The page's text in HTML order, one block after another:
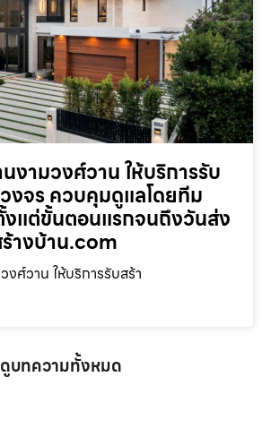
งามวงศ์วาน ให้บริการรับ
งจร ควบคุมดูแลโดยทีม
แต่ขั้นตอนแรกจนถึงวันส่ง
างบ้าน.com
ศ์วาน ให้บริการรับสร้า
ดูบทความทั้งหมด